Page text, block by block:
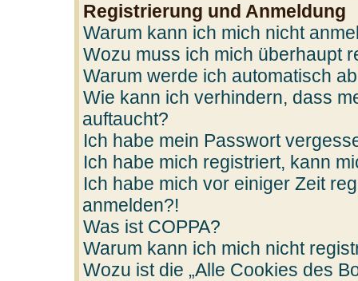
Registrierung und Anmeldung
Warum kann ich mich nicht
Wozu muss ich mich überhaupt
Warum werde ich automatisch
Wie kann ich verhindern, dass
auftaucht?
Ich habe mein Passwort
Ich habe mich registriert, kann
Ich habe mich vor einiger Zeit
anmelden?!
Was ist COPPA?
Warum kann ich mich nicht
Wozu ist die „Alle Cookies des